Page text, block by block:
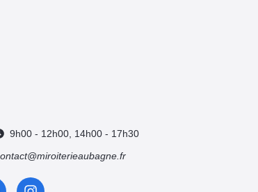
9h00 - 12h00, 14h00 - 17h30